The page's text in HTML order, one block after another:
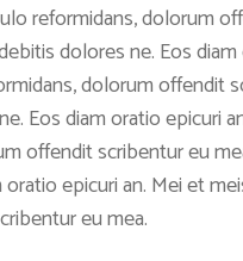
reformidans, dolorum
dolores ne. Eos
dolorum offendit
Eos diam oratio epicuri
offendit scribentur eu
epicuri an. Mei et
eu mea.